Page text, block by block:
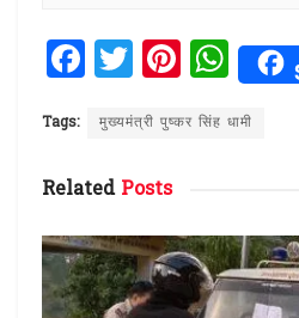
F
a
ce
b
o
o
k
T
w
it
te
r
Pi
n
te
W
h
at
p
p
Tags: मुख्यमंत्री पुष्कर सिंह धामी
RelatedPosts